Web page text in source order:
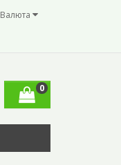
Валюта
0